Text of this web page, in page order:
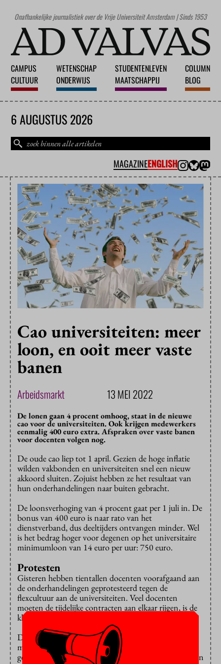
Onafhankelijke journalistiek over de Vrije Universiteit Amsterdam | Sinds 1953
CAMPUS
CULTUUR
WETENSCHAP
ONDERWIJS
STUDENTENLEVEN
MAATSCHAPPIJ
COLUMN
BLOG
6 AUGUSTUS 2026
MAGAZINEENGLISH
Cao universiteiten: meer
loon, en ooit meer vaste
banen
Arbeidsmarkt 13 MEI 2022
De lonen gaan 4 procent omhoog, staat in de nieuwe
cao voor de universiteiten. Ook krijgen medewerkers
eenmalig 400 euro extra. Afspraken over vaste banen
voor docenten volgen nog.
De oude cao liep tot 1 april. Gezien de hoge inflatie
wilden vakbonden en universiteiten snel een nieuw
akkoord sluiten. Zojuist hebben ze het resultaat van
hun onderhandelingen naar buiten gebracht.
De loonsverhoging van 4 procent gaat per 1 juli in. De
bonus van 400 euro is naar rato van het
dienstverband, dus deeltijders ontvangen minder. Wel
is het bedrag hoger voor degenen op het universitaire
minimumloon van 14 euro per uur: 750 euro.
Protesten
Gisteren hebben tientallen docenten voorafgaand aan
de onderhandelingen geprotesteerd tegen de
flexcultuur aan de universiteiten. Veel docenten
moeten de tijdelijke contracten aan elkaar rijgen, is de
klacht.
Daar gaat iets aan veranderen, menen de vakbonden,
maar concrete toezeggingen hebben ze nog niet
gekregen. In het akkoord staat alleen dat vakbonden en